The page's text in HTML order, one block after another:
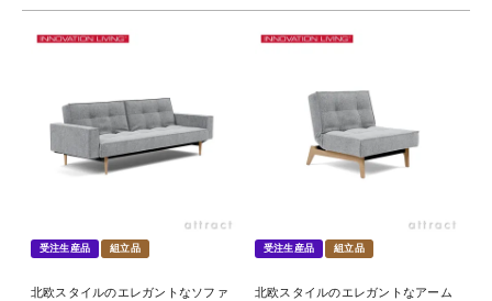
受注生産品 組立品
北欧スタイルのエレガントなソファ
受注生産品 組立品
北欧スタイルのエレガントなアーム